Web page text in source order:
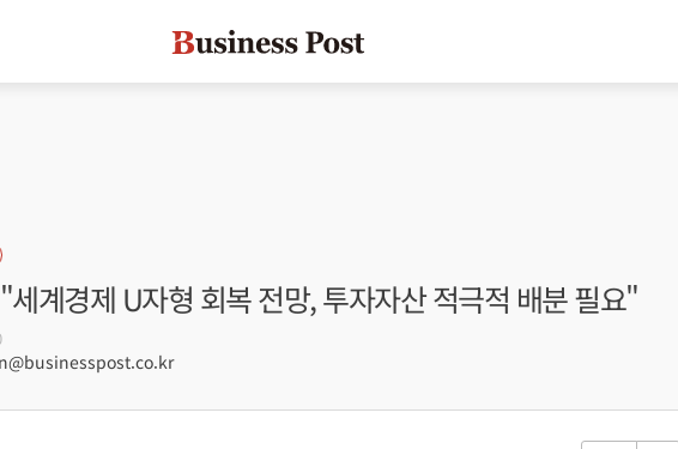
세계경제 U자형 회복 전망, 투자자산 적극적 배분 필요"